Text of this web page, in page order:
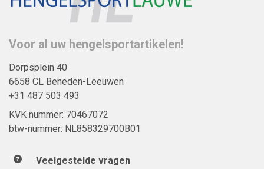
Voor al uw hengelsportartikelen!
Dorpsplein 40
6658 CL Beneden-Leeuwen
+31 487 503 493
KVK nummer: 70467072
btw-nummer: NL858329700B01
Veelgestelde vragen